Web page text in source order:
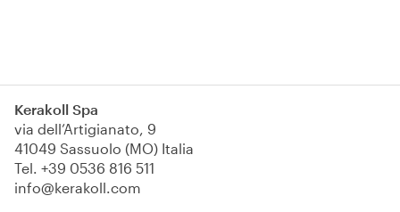
Kerakoll Spa
via dell’Artigianato, 9
41049 Sassuolo (MO) Italia
Tel. +39 0536 816 511
info@kerakoll.com